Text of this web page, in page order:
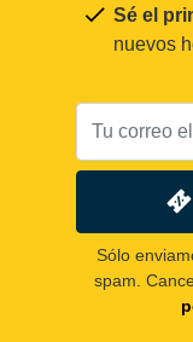
Sé el
nuevos
Sólo
spam.